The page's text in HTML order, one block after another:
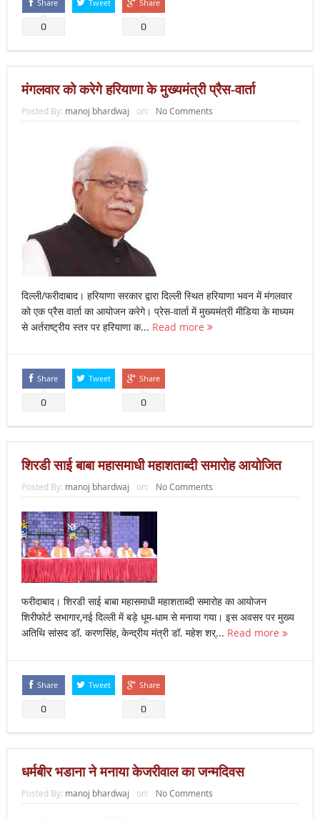
Share
0
Tweet Share
0
मंगलवार को करेगे हरियाणा के मुख्यमंत्री प्रैस-वार्ता
Posted By: manoj bhardwaj on: No Comments
दिल्ली/फरीदाबाद। हरियाणा सरकार द्वारा दिल्ली स्थित हरियाणा भवन में मंगलवार
को एक प्रैस वार्ता का आयोजन करेगे। प्रेस-वार्ता में मुख्यमंत्री मीडिया के माध्यम
से अर्तराष्ट्रीय स्तर पर हरियाणा क... Read more
Share
0
Tweet Share
0
शिरडी साई बाबा महासमाधी महाशताब्दी समारोह आयोजित
Posted By: manoj bhardwaj on: No Comments
फरीदाबाद। शिरडी साई बाबा महासमाधी महाशताब्दी समारोह का आयोजन
शिरीफोर्ट सभागार,नई दिल्ली में बड़े धूम-धाम से मनाया गया। इस अवसर पर मुख्य
अतिथि सांसद डॉ. करणसिंह, केन्द्रीय मंत्री डॉ. महेश शर्... Read more
Share
0
Tweet Share
0
धर्मबीर भडाना ने मनाया केजरीवाल का जन्मदिवस
Posted By: manoj bhardwaj on: No Comments